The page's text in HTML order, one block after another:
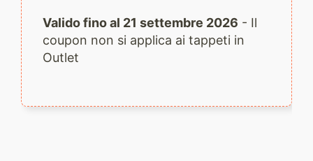
Valido fino al 21 settembre 2026 - Il
coupon non si applica ai tappeti in
Outlet